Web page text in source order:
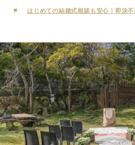
けがえのない愛を見守り続けます。 披露宴
はじめての結婚式相談も安心！即決